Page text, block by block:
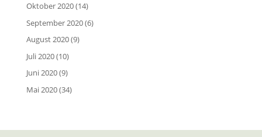
Oktober 2020(14)
September 2020(6)
August 2020(9)
Juli 2020(10)
Juni 2020(9)
Mai 2020(34)